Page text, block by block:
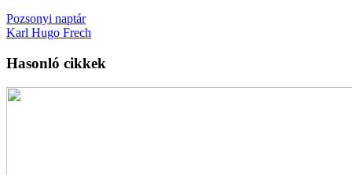
Pozsonyi naptár
Karl Hugo Frech
Hasonló cikkek